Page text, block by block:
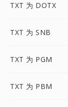
TXT 为 DOTX
TXT 为 SNB
TXT 为 PGM
TXT 为 PBM